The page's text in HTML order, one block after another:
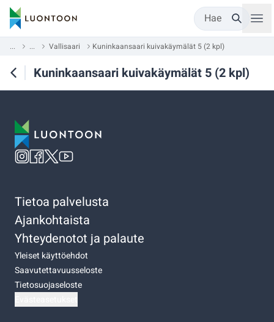
Hae
... ... Vallisaari Kuninkaansaari kuivakäymälät 5 (2 kpl)
Kuninkaansaari kuivakäymälät 5 (2 kpl)
Tietoa palvelusta
Ajankohtaista
Yhteydenotot ja palaute
Yleiset käyttöehdot
Saavutettavuusseloste
Tietosuojaseloste